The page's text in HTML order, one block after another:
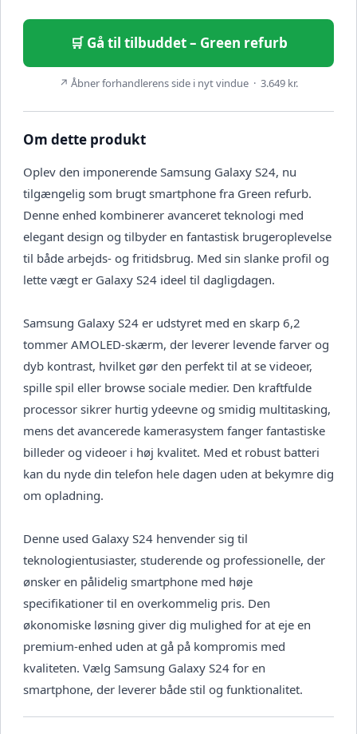
🛒 Gå til tilbuddet – Green refurb
↗ Åbner forhandlerens side i nyt vindue · 3.649 kr.
Om dette produkt
Oplev den imponerende Samsung Galaxy S24, nu
tilgængelig som brugt smartphone fra Green refurb.
Denne enhed kombinerer avanceret teknologi med
elegant design og tilbyder en fantastisk brugeroplevelse
til både arbejds- og fritidsbrug. Med sin slanke profil og
lette vægt er Galaxy S24 ideel til dagligdagen.
Samsung Galaxy S24 er udstyret med en skarp 6,2
tommer AMOLED-skærm, der leverer levende farver og
dyb kontrast, hvilket gør den perfekt til at se videoer,
spille spil eller browse sociale medier. Den kraftfulde
processor sikrer hurtig ydeevne og smidig multitasking,
mens det avancerede kamerasystem fanger fantastiske
billeder og videoer i høj kvalitet. Med et robust batteri
kan du nyde din telefon hele dagen uden at bekymre dig
om opladning.
Denne used Galaxy S24 henvender sig til
teknologientusiaster, studerende og professionelle, der
ønsker en pålidelig smartphone med høje
specifikationer til en overkommelig pris. Den
økonomiske løsning giver dig mulighed for at eje en
premium-enhed uden at gå på kompromis med
kvaliteten. Vælg Samsung Galaxy S24 for en
smartphone, der leverer både stil og funktionalitet.